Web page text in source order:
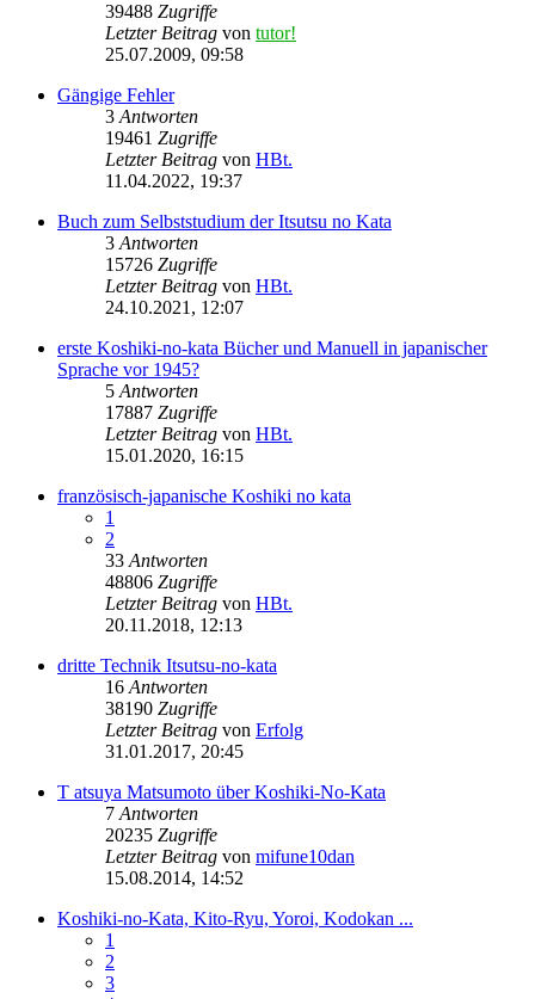
39488 Zugriffe
Letzter Beitrag von tutor!
25.07.2009, 09:58
Gängige Fehler
3 Antworten
19461 Zugriffe
Letzter Beitrag von HBt.
11.04.2022, 19:37
Buch zum Selbststudium der Itsutsu no Kata
3 Antworten
15726 Zugriffe
Letzter Beitrag von HBt.
24.10.2021, 12:07
erste Koshiki-no-kata Bücher und Manuell in japanischer
Sprache vor 1945?
5 Antworten
17887 Zugriffe
Letzter Beitrag von HBt.
15.01.2020, 16:15
französisch-japanische Koshiki no kata
1
2
33 Antworten
48806 Zugriffe
Letzter Beitrag von HBt.
20.11.2018, 12:13
dritte Technik Itsutsu-no-kata
16 Antworten
38190 Zugriffe
Letzter Beitrag von Erfolg
31.01.2017, 20:45
T atsuya Matsumoto über Koshiki-No-Kata
7 Antworten
20235 Zugriffe
Letzter Beitrag von mifune10dan
15.08.2014, 14:52
Koshiki-no-Kata, Kito-Ryu, Yoroi, Kodokan ...
1
2
3